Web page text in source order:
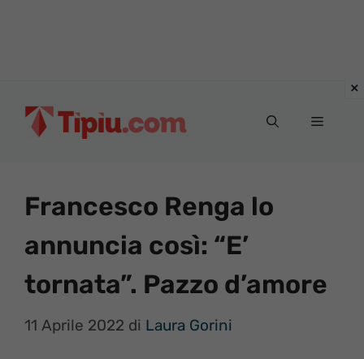
Menu
Francesco Renga lo
annuncia così: “E’
tornata”. Pazzo d’amore
11 Aprile 2022 di Laura Gorini